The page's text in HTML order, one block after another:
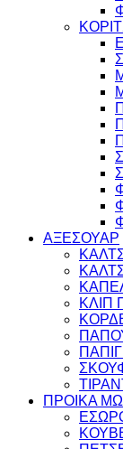
ΑΞΕΣΟΥΑΡ
ΚΛΙΠ
ΠΡΟΙΚΑ